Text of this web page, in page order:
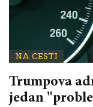
NA CESTI
Trumpova
jedan